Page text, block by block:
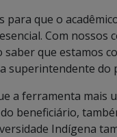
para que o
Com
que estamos
superintendente do
a ferramenta mais
beneficiário,
Indígena